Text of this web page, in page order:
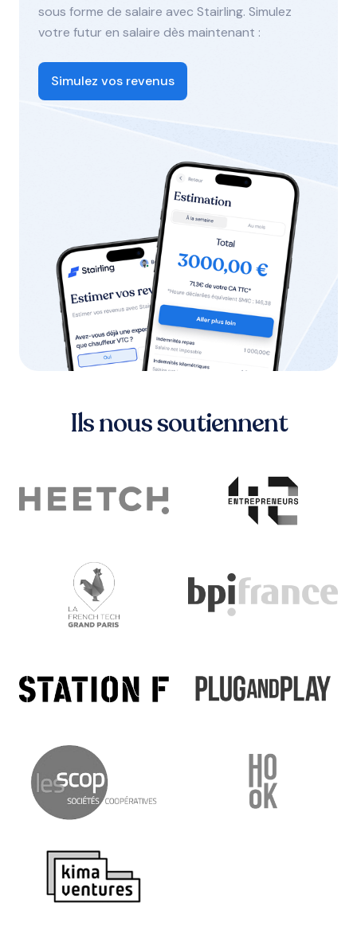
sous forme de salaire avec Stairling. Simulez
votre futur en salaire dès maintenant :
Simulez vos revenus
Ils nous soutiennent